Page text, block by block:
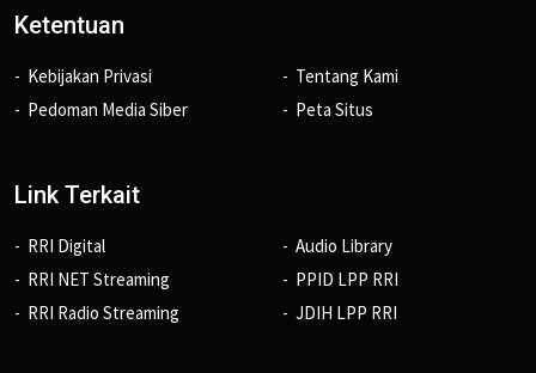
Ketentuan
Kebijakan Privasi
Pedoman Media Siber
Tentang Kami
Peta Situs
Link Terkait
RRI Digital
RRI NET Streaming
RRI Radio Streaming
Audio Library
PPID LPP RRI
JDIH LPP RRI